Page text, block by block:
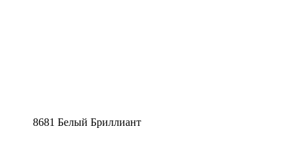
8681 Белый Бриллиант